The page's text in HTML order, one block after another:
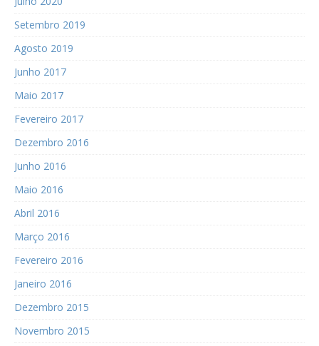
Setembro 2019
Agosto 2019
Junho 2017
Maio 2017
Fevereiro 2017
Dezembro 2016
Junho 2016
Maio 2016
Abril 2016
Março 2016
Fevereiro 2016
Janeiro 2016
Dezembro 2015
Novembro 2015